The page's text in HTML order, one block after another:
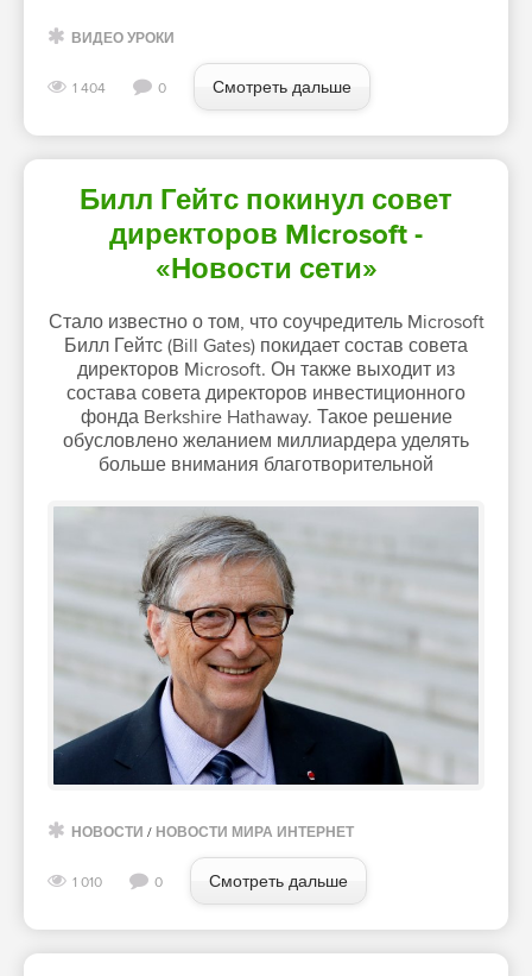
ВИДЕО УРОКИ
1 404 0 Смотреть дальше
Билл Гейтс покинул совет
директоров Microsoft -
«Новости сети»
Стало известно о том, что соучредитель Microsoft
Билл Гейтс (Bill Gates) покидает состав совета
директоров Microsoft. Он также выходит из
состава совета директоров инвестиционного
фонда Berkshire Hathaway. Такое решение
обусловлено желанием миллиардера уделять
больше внимания благотворительной
НОВОСТИ / НОВОСТИ МИРА ИНТЕРНЕТ
1 010 0 Смотреть дальше